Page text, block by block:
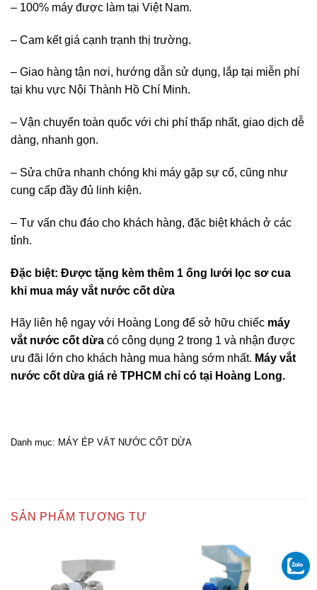
– 100% máy được làm tại Việt Nam.
– Cam kết giá cạnh trạnh thị trường.
– Giao hàng tận nơi, hướng dẫn sử dụng, lắp tại miễn phí
tại khu vực Nội Thành Hồ Chí Minh.
– Vận chuyển toàn quốc với chi phí thấp nhất, giao dịch dễ
dàng, nhanh gọn.
– Sửa chữa nhanh chóng khi máy gặp sự cố, cũng như
cung cấp đầy đủ linh kiện.
– Tư vấn chu đáo cho khách hàng, đặc biệt khách ở các
tỉnh.
Đặc biệt: Được tặng kèm thêm 1 ống lưới lọc sơ cua
khi mua máy vắt nước cốt dừa
Hãy liên hệ ngay với Hoàng Long để sở hữu chiếc máy
vắt nước cốt dừa có công dụng 2 trong 1 và nhận được
ưu đãi lớn cho khách hàng mua hàng sớm nhất. Máy vắt
nước cốt dừa giá rẻ TPHCM chỉ có tại Hoàng Long.
Danh mục: MÁY ÉP VẮT NƯỚC CỐT DỪA
SẢN PHẨM TƯƠNG TỰ